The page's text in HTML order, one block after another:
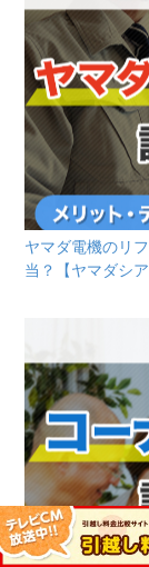
ヤマダ電機のリ
当？【ヤマダシ